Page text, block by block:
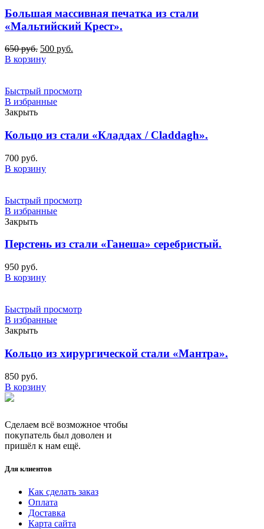
Большая массивная печатка из стали
«Мальтийский Крест».
650руб. Первоначальная
цена
руб..
500 руб.
В корзину
Быстрый просмотр
В избранные
Закрыть
Кольцо из стали «Кладдах / Claddagh».
700 руб.
В корзину
Быстрый просмотр
В избранные
Закрыть
Перстень из стали «Ганеша» серебристый.
950 руб.
В корзину
Быстрый просмотр
В избранные
Закрыть
Кольцо из хирургической стали «Мантра».
850 руб.
В корзину
Сделаем всё возможное чтобы
покупатель был доволен и
пришёл к нам ещё.
Для клиентов
Как сделать заказ
Оплата
Доставка
Карта сайта